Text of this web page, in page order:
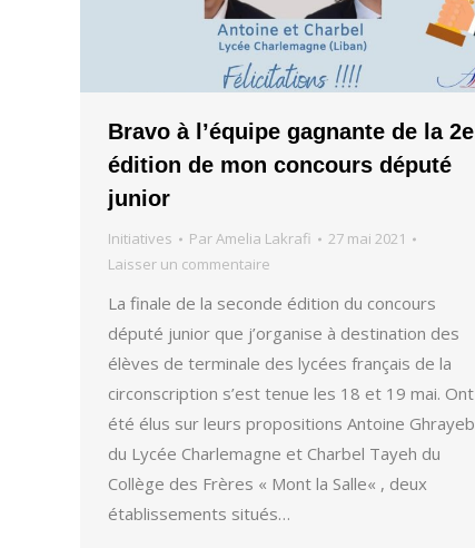
Bravo à l’équipe gagnante de la 2e
édition de mon concours député
junior
Initiatives ParAmelia Lakrafi
27 mai 2021
Laisser un commentaire
La finale de la seconde édition du concours
député junior que j’organise à destination des
élèves de terminale des lycées français de la
circonscription s’est tenue les 18 et 19 mai. Ont
été élus sur leurs propositions Antoine Ghrayeb
du Lycée Charlemagne et Charbel Tayeh du
Collège des Frères « Mont la Salle« , deux
établissements situés…